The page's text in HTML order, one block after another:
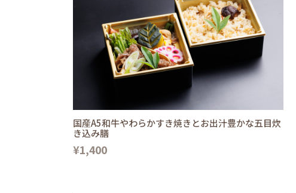
国産A5和牛やわらかすき焼きとお出汁豊かな五目炊
き込み膳
¥1,400